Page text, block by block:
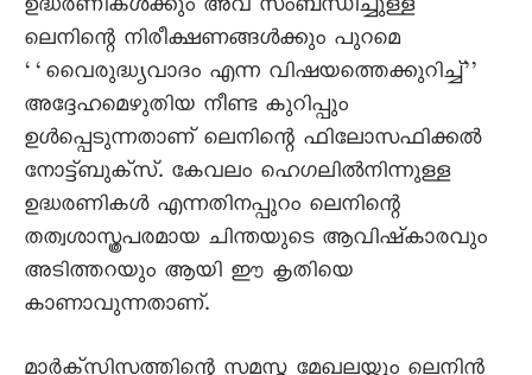
ഉദ്ധരണികൾക്കും അവ സംബന്ധിച്ചുള്ള
ലെനിന്റെ നിരീക്ഷണങ്ങൾക്കും പുറമെ
‘‘വെെരുദ്ധ്യവാദം എന്ന വിഷയത്തെക്കുറിച്ച്’’
അദ്ദേഹമെഴുതിയ നീണ്ട കുറിപ്പും
ഉൾപ്പെടുന്നതാണ് ലെനിന്റെ ഫിലോസഫിക്കൽ
നോട്ട്ബുക്സ്. കേവലം ഹെഗലിൽനിന്നുള്ള
ഉദ്ധരണികൾ എന്നതിനപ്പുറം ലെനിന്റെ
തത്വശാസ്ത്രപരമായ ചിന്തയുടെ ആവിഷ്കാരവും
അടിത്തറയും ആയി ഈ കൃതിയെ
കാണാവുന്നതാണ്.